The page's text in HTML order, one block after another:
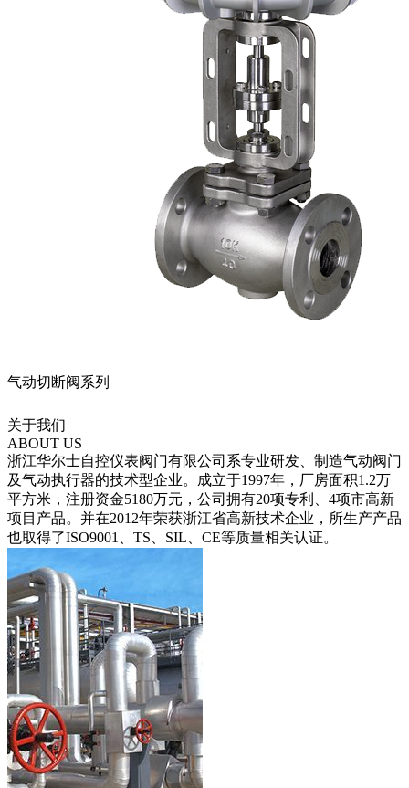
气动切断阀系列
关于我们
ABOUT US
浙江华尔士自控仪表阀门有限公司系专业研发、制造气动阀门
及气动执行器的技术型企业。成立于1997年，厂房面积1.2万
平方米，注册资金5180万元，公司拥有20项专利、4项市高新
项目产品。并在2012年荣获浙江省高新技术企业，所生产产品
也取得了ISO9001、TS、SIL、CE等质量相关认证。